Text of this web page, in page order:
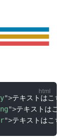
">テキストはこちら
">テキストはこちら
">テキストはこちら